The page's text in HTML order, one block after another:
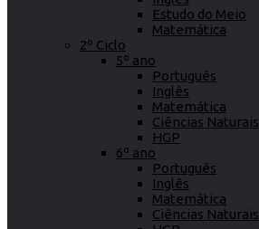
Estudo do Meio
Matemática
2º Ciclo
5º ano
Português
Inglês
Matemática
Ciências Naturais
HGP
6º ano
Português
Inglês
Matemática
Ciências Naturais